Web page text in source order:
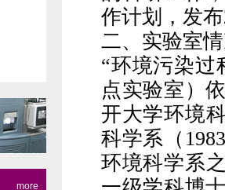
more
作计划，发布
二、实验室
“环境污染过
点实验室）
开大学环境
科学系（ 1983
环境科学系